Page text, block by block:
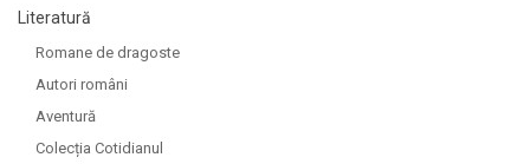
Literatură
Romane de dragoste
Autori români
Aventură
Colecția Cotidianul